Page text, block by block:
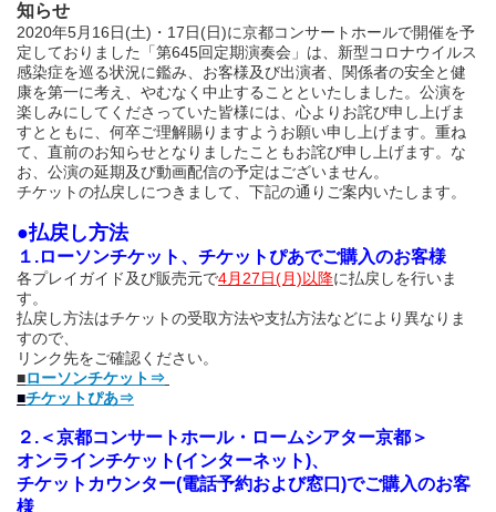
知らせ
2020年5月16日(土)・17日(日)に京都コンサートホールで開催を予
定しておりました「第645回定期演奏会」は、新型コロナウイルス
感染症を巡る状況に鑑み、お客様及び出演者、関係者の安全と健
康を第一に考え、やむなく中止することといたしました。公演を
楽しみにしてくださっていた皆様には、心よりお詫び申し上げま
すとともに、何卒ご理解賜りますようお願い申し上げます。 重ね
て、直前のお知らせとなりましたこともお詫び申し上げます。 な
お、公演の延期及び動画配信の予定はございません。
チケットの払戻しにつきまして、下記の通りご案内いたします。
●払戻し方法
１.ローソンチケット、チケットぴあでご購入のお客様
各プレイガイド及び販売元で4月27日(月)以降に払戻しを行いま
す。
払戻し方法はチケットの受取方法や支払方法などにより異なりま
すので、
リンク先をご確認ください。
■ローソンチケット⇒
■チケットぴあ⇒
２.＜京都コンサートホール・ロームシアター京都＞
オンラインチケット(インターネット)、
チケットカウンター(電話予約および窓口)でご購入のお客
様